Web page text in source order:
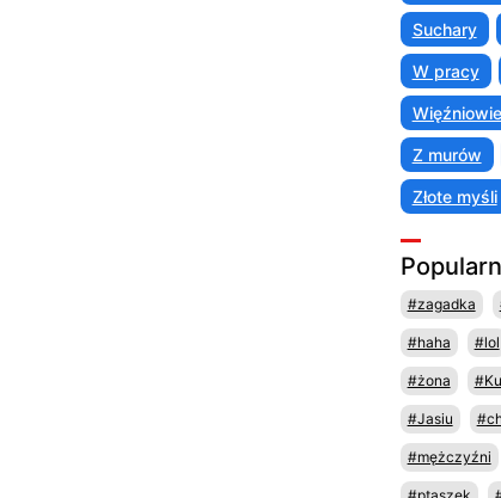
Suchary
W pracy
Z murów
Złote myśli
#zagadka
#haha #lol
#żona
#Jasiu
#mężczyźni